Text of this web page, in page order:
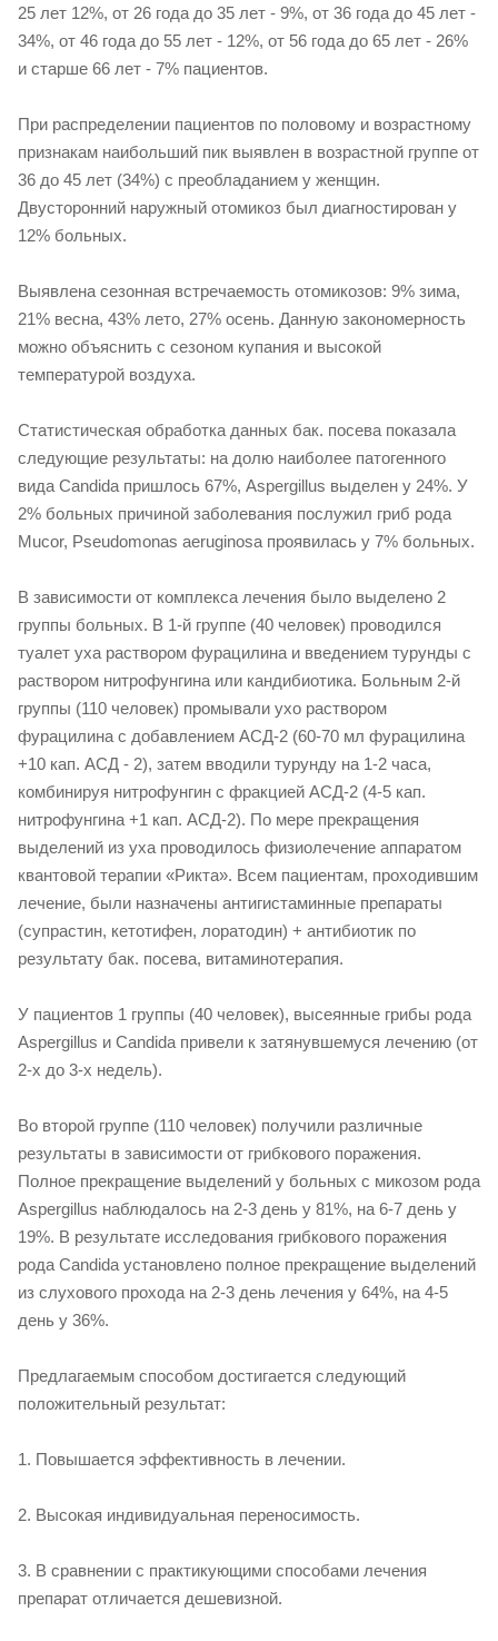
25 лет 12%, от 26 года до 35 лет - 9%, от 36 года до 45 лет -
34%, от 46 года до 55 лет - 12%, от 56 года до 65 лет - 26%
и старше 66 лет - 7% пациентов.
При распределении пациентов по половому и возрастному
признакам наибольший пик выявлен в возрастной группе от
36 до 45 лет (34%) с преобладанием у женщин.
Двусторонний наружный отомикоз был диагностирован у
12% больных.
Выявлена сезонная встречаемость отомикозов: 9% зима,
21% весна, 43% лето, 27% осень. Данную закономерность
можно объяснить с сезоном купания и высокой
температурой воздуха.
Статистическая обработка данных бак. посева показала
следующие результаты: на долю наиболее патогенного
вида Candida пришлось 67%, Aspergillus выделен у 24%. У
2% больных причиной заболевания послужил гриб рода
Mucor, Pseudomonas aeruginosa проявилась у 7% больных.
В зависимости от комплекса лечения было выделено 2
группы больных. В 1-й группе (40 человек) проводился
туалет уха раствором фурацилина и введением турунды с
раствором нитрофунгина или кандибиотика. Больным 2-й
группы (110 человек) промывали ухо раствором
фурацилина с добавлением АСД-2 (60-70 мл фурацилина
+10 кап. АСД - 2), затем вводили турунду на 1-2 часа,
комбинируя нитрофунгин с фракцией АСД-2 (4-5 кап.
нитрофунгина +1 кап. АСД-2). По мере прекращения
выделений из уха проводилось физиолечение аппаратом
квантовой терапии «Рикта». Всем пациентам, проходившим
лечение, были назначены антигистаминные препараты
(супрастин, кетотифен, лоратодин) + антибиотик по
результату бак. посева, витаминотерапия.
У пациентов 1 группы (40 человек), высеянные грибы рода
Aspergillus и Candida привели к затянувшемуся лечению (от
2-х до 3-х недель).
Во второй группе (110 человек) получили различные
результаты в зависимости от грибкового поражения.
Полное прекращение выделений у больных с микозом рода
Aspergillus наблюдалось на 2-3 день у 81%, на 6-7 день у
19%. В результате исследования грибкового поражения
рода Candida установлено полное прекращение выделений
из слухового прохода на 2-3 день лечения у 64%, на 4-5
день у 36%.
Предлагаемым способом достигается следующий
положительный результат:
1. Повышается эффективность в лечении.
2. Высокая индивидуальная переносимость.
3. В сравнении с практикующими способами лечения
препарат отличается дешевизной.